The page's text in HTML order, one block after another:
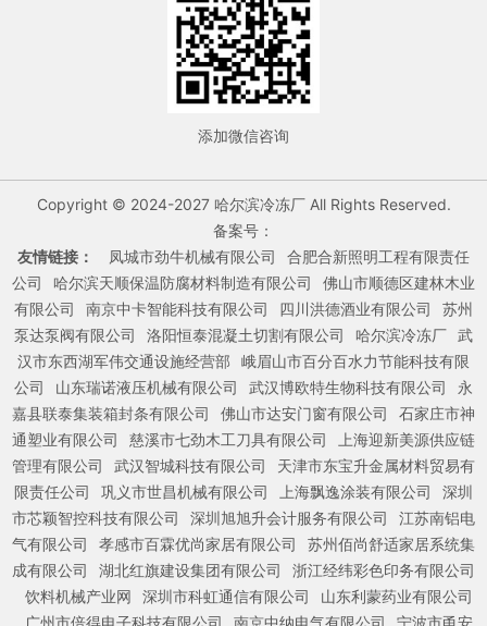
添加微信咨询
Copyright © 2024-2027 哈尔滨冷冻厂 All Rights Reserved.
备案号：
友情链接：
凤城市劲牛机械有限公司
合肥合新照明工程有限责任
公司
哈尔滨天顺保温防腐材料制造有限公司
佛山市顺德区建林木业
有限公司
南京中卡智能科技有限公司 四川洪德酒业有限公司
苏州
泵达泵阀有限公司
洛阳恒泰混凝土切割有限公司 哈尔滨冷冻厂 武
汉市东西湖军伟交通设施经营部
峨眉山市百分百水力节能科技有限
公司
山东瑞诺液压机械有限公司 武汉博欧特生物科技有限公司
永
嘉县联泰集装箱封条有限公司
佛山市达安门窗有限公司
石家庄市神
通塑业有限公司
慈溪市七劲木工刀具有限公司
上海迎新美源供应链
管理有限公司
武汉智城科技有限公司
天津市东宝升金属材料贸易有
限责任公司
巩义市世昌机械有限公司 上海飘逸涂装有限公司
深圳
市芯颖智控科技有限公司
深圳旭旭升会计服务有限公司
江苏南铝电
气有限公司
孝感市百霖优尚家居有限公司
苏州佰尚舒适家居系统集
成有限公司
湖北红旗建设集团有限公司
浙江经纬彩色印务有限公司
饮料机械产业网
深圳市科虹通信有限公司
山东利蒙药业有限公司